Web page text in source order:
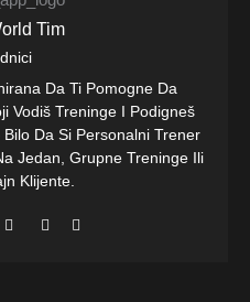
Tim
Da Ti Pomogne Da
Vodiš Treninge I Podigneš
Da Si Personalni Trener
Jedan, Grupne Treninge Ili
Klijente.